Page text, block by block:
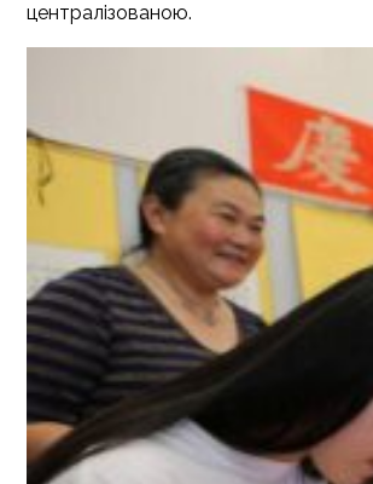
централізованою.